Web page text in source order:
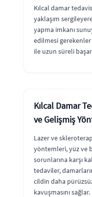
Kılcal damar
yaklaşım
yapma imkanı
edilmesi
ile uzun süreli
Kılcal Damar
ve Gelişmiş
Lazer ve
yöntemleri, yüz ve
sorunlarına karşı
tedaviler,
cildin daha
kavuşmasını sağlar.